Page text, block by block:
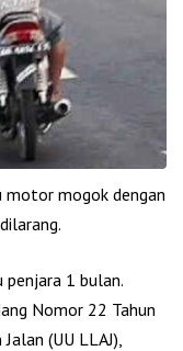
motor mogok dengan
penjara 1 bulan.
Nomor 22 Tahun
(UU LLAJ),